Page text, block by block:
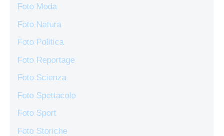
Foto Moda
Foto Natura
Foto Politica
Foto Reportage
Foto Scienza
Foto Spettacolo
Foto Sport
Foto Storiche